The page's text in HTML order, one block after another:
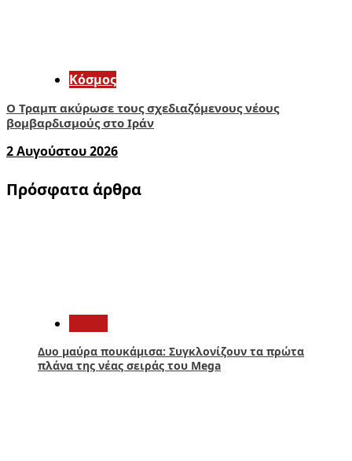
Κόσμος
Ο Τραμπ ακύρωσε τους σχεδιαζόμενους νέους
βομβαρδισμούς στο Ιράν
2 Αυγούστου 2026
Πρόσφατα άρθρα
Δυο μαύρα πουκάμισα: Συγκλονίζουν τα πρώτα
πλάνα της νέας σειράς του Mega